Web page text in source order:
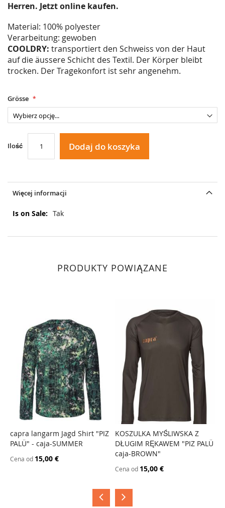
Herren. Jetzt online kaufen.
Material: 100% polyester
Verarbeitung: gewoben
COOLDRY: transportiert den Schweiss von der Haut
auf die äussere Schicht des Textil. Der Körper bleibt
trocken. Der Tragekonfort ist sehr angenehm.
Grösse
Ilość Dodaj do koszyka
Więcej informacji
Więcej
Tak
PRODUKTY POWIĄZANE
PORÓWNAJ
capra langarm Jagd Shirt "PIZ
PALÜ" - caja-SUMMER
Cena od 15,00 €
PORÓWNAJ
KOSZULKA MYŚLIWSKA Z
DŁUGIM RĘKAWEM "PIZ PALÜ
caja-BROWN"
Cena od 15,00 €